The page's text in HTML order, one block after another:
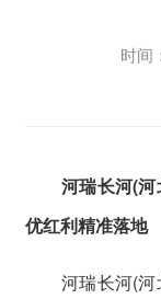
时间
河瑞长河(
优红利精准落地
河瑞长河(河